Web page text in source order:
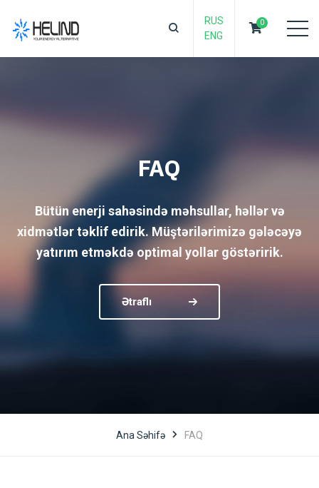
RUS
ENG
0
FAQ
Bütün enerji sahəsində məhsullar, həllər və
xidmətlər təklif edirik. Müştərilərimizə gələcəyə
yatırım etməkdə optimal yollar göstəririk.
Ətraflı
Ana Səhifə FAQ